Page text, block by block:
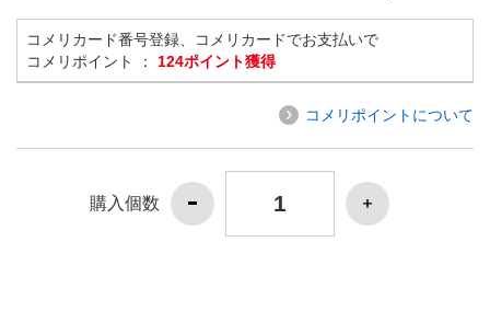
コメリカード番号登録、コメリカードでお支払いで
コメリポイント ： 124ポイント獲得
コメリポイントについて
購入個数